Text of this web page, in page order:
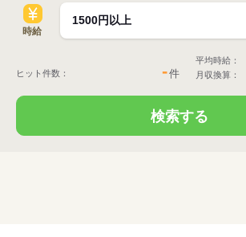
時給
ヒット件数： -件
平均時給：
月収換算：
検索する